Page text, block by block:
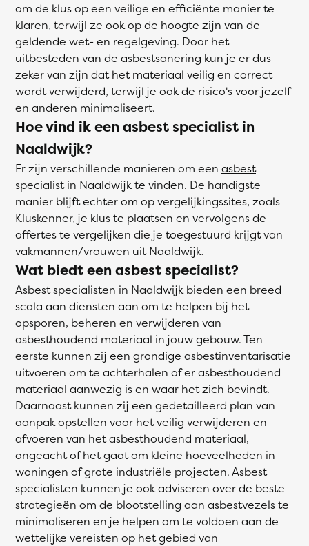
om de klus op een veilige en efficiënte manier te
klaren, terwijl ze ook op de hoogte zijn van de
geldende wet- en regelgeving. Door het
uitbesteden van de asbestsanering kun je er dus
zeker van zijn dat het materiaal veilig en correct
wordt verwijderd, terwijl je ook de risico's voor jezelf
en anderen minimaliseert.
Hoe vind ik een asbest specialist in
Naaldwijk?
Er zijn verschillende manieren om een asbest
specialistin Naaldwijk te vinden. De handigste
manier blijft echter om op vergelijkingssites, zoals
Kluskenner, je klus te plaatsen en vervolgens de
offertes te vergelijken die je toegestuurd krijgt van
vakmannen/vrouwen uit Naaldwijk.
Wat biedt een asbest specialist?
Asbest specialisten in Naaldwijk bieden een breed
scala aan diensten aan om te helpen bij het
opsporen, beheren en verwijderen van
asbesthoudend materiaal in jouw gebouw. Ten
eerste kunnen zij een grondige asbestinventarisatie
uitvoeren om te achterhalen of er asbesthoudend
materiaal aanwezig is en waar het zich bevindt.
Daarnaast kunnen zij een gedetailleerd plan van
aanpak opstellen voor het veilig verwijderen en
afvoeren van het asbesthoudend materiaal,
ongeacht of het gaat om kleine hoeveelheden in
woningen of grote industriële projecten. Asbest
specialisten kunnen je ook adviseren over de beste
strategieën om de blootstelling aan asbestvezels te
minimaliseren en je helpen om te voldoen aan de
wettelijke vereisten op het gebied van